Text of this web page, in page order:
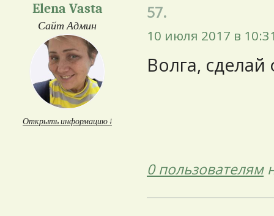
Elena Vasta
Сайт Админ
Открыть информацию ↓
57.
10 июля 2017 в
Волга,
0 пользователям